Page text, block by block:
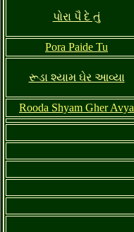
પોરા પૈ દે તું
Pora Paide Tu
રૂડા શ્યામ ઘેર આવ્યા
Rooda Shyam Gher Avya